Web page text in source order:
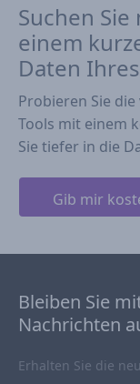
Suchen
einem
Daten
Probieren Sie
Tools mit einem
Sie tiefer in die
Gib mir
Bleiben Sie
Nachrichten
Erhalten Sie die